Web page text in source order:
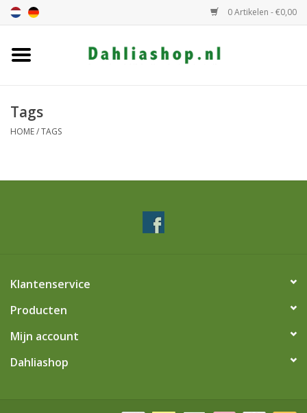
0 Artikelen - €0,00
Dahlia assortiment
Dahlia kleur
Blog
Tags
HOME/TAGS
Klantenservice
Producten
Mijn account
Dahliashop